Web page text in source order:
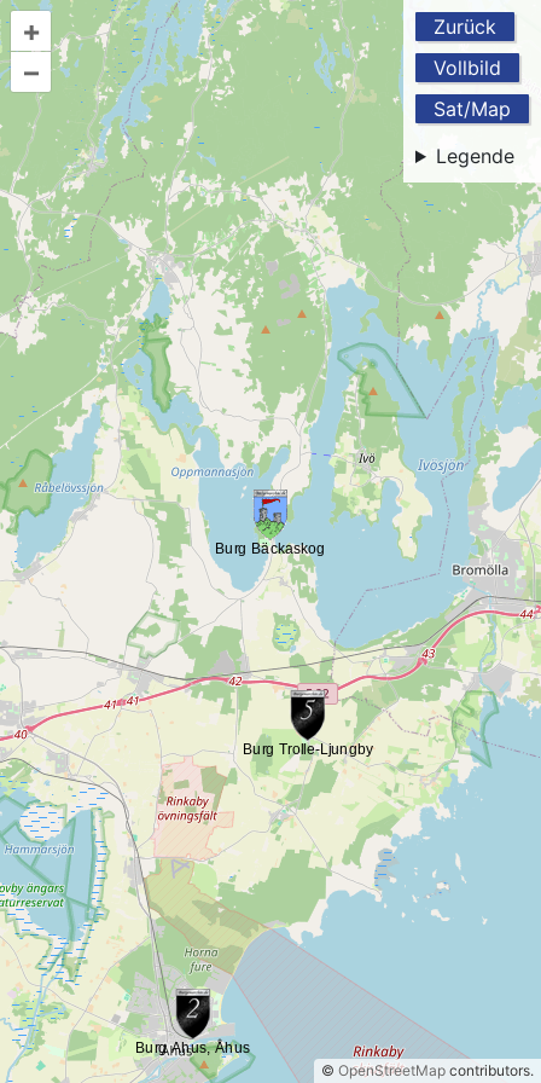
Zurück
Vollbild
Sat/Map
Legende
+
–
© OpenStreetMap contributors.